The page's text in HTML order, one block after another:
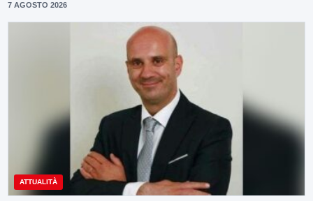
7 AGOSTO 2026
ATTUALITÀ